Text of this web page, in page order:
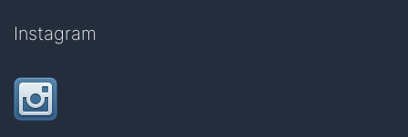
Instagram